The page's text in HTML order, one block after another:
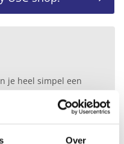
Over
je heel simpel een
het bij voorkeur
abo te kiezen.
dan helpen we